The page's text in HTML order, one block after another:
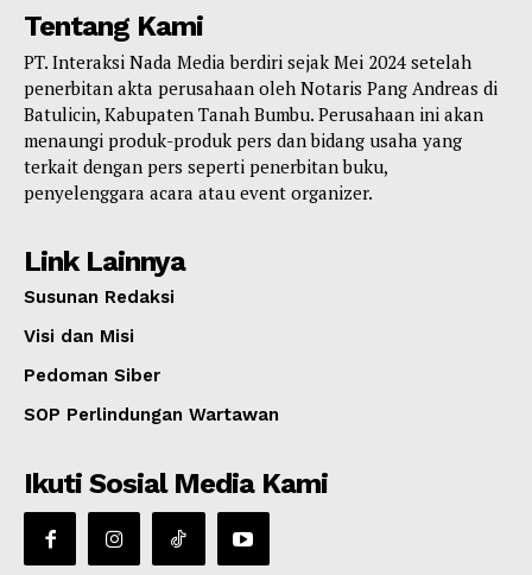
Tentang Kami
PT. Interaksi Nada Media berdiri sejak Mei 2024 setelah
penerbitan akta perusahaan oleh Notaris Pang Andreas di
Batulicin, Kabupaten Tanah Bumbu. Perusahaan ini akan
menaungi produk-produk pers dan bidang usaha yang
terkait dengan pers seperti penerbitan buku,
penyelenggara acara atau event organizer.
Link Lainnya
Susunan Redaksi
Visi dan Misi
Pedoman Siber
SOP Perlindungan Wartawan
Ikuti Sosial Media Kami